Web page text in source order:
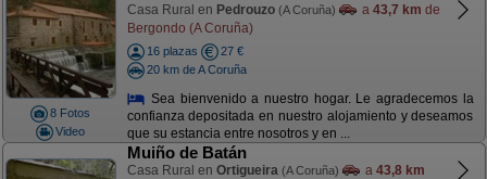
8 Fotos
Video
Casa Rural en Pedrouzo (A Coruña) a 43,7 km de
Bergondo (A Coruña)
16 plazas
27 €
20 km de A Coruña
Sea bienvenido a nuestro hogar. Le agradecemos la
confianza depositada en nuestro alojamiento y deseamos
que su estancia entre nosotros y en ...
Muiño de Batán
Casa Rural en Ortigueira (A Coruña) a 43,8 km